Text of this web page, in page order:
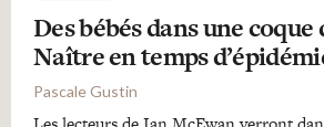
Des bébés dans une
Naître en temps
Pascale Gustin